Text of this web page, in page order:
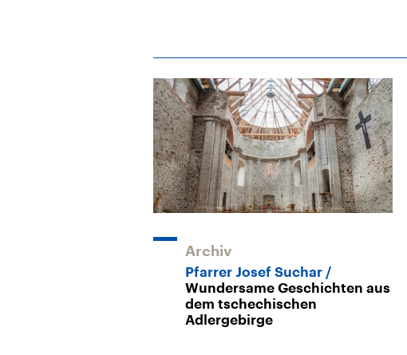
Archiv
Pfarrer Josef Suchar
Wundersame Geschichten aus
dem tschechischen
Adlergebirge